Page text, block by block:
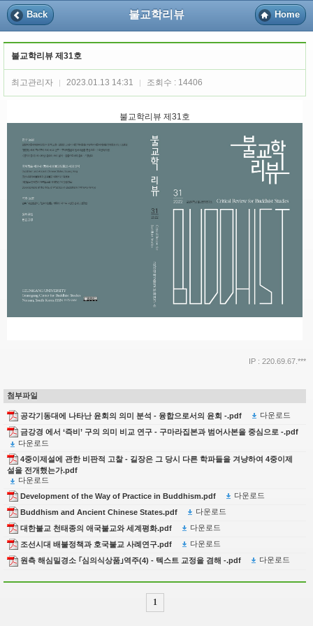
Back 불교학리뷰 Home
불교학리뷰 제31호
최고관리자 2023.01.13 14:31 조회수 : 14406
불교학리뷰 제31호
IP : 220.69.67.***
첨부파일
공각기동대에 나타난 윤회의 의미 분석 - 융합으로서의 윤회 -.pdf
다운로드
금강경 에서 ‘즉비’ 구의 의미 비교 연구 - 구마라집본과 범어사본을 중심으로 -.pdf
다운로드
4중이제설에 관한 비판적 고찰 - 길장은 그 당시 다른 학파들을 겨냥하여 4중이제
설을 전개했는가.pdf
다운로드
Development of the Way of Practice in Buddhism.pdf
다운로드
Buddhism and Ancient Chinese States.pdf
다운로드
대한불교 천태종의 애국불교와 세계평화.pdf
다운로드
조선시대 배불정책과 호국불교 사례연구.pdf
다운로드
원측 해심밀경소 ｢심의식상품｣역주(4) - 텍스트 교정을 겸해 -.pdf
다운로드
1